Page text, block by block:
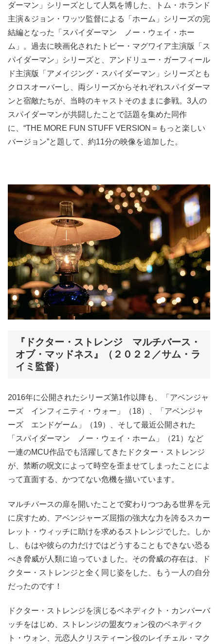
ダーマン」シリーズとして人気を博した、トム・ホランド
主演＆ジョン・ワッツ監督による「ホーム」シリーズの完
結編となった「スパイダーマン ノー・ウェイ・ホー
ム」。過去に映画化されたトビー・マグワイア主演版「ス
パイダーマン」シリーズと、アンドリュー・ガーフィール
ド主演版「アメイジング・スパイダーマン」シリーズとも
クロスオーバーし、両シリーズからそれぞれスパイダーマ
ンと宿敵たちが、当時のキャストそのままに参戦。3人の
スパイダーマンが共闘したことで話題を集めた同作
に、“THE MORE FUN STUFF VERSION＝もっと楽しい
バージョン”と題して、約11分の映像を追加した。
『ドクター・ストレンジ マルチバース・
オブ・マッドネス』（２０２２／サム・ラ
イミ監督）
2016年に公開されたシリーズ第1作以降も、「アベンジャ
ーズ インフィニティ・ウォー」（18）、「アベンジャ
ーズ エンドゲーム」（19）、そして最近公開された
「スパイダーマン ノー・ウェイ・ホーム」（21）など
一連のMCU作品でも活躍してきたドクター・ストレンジ
が、禁断の呪文によって時空を歪ませてしまったことによ
って直面する、かつてない危機を描いています。
マルチバースの扉を開いたことで変わりつつある世界を元
に戻すため、アベンジャーズ屈指の強大な力を誇るスカー
レット・ウィッチに助けを求めるストレンジでした。しか
し、もはや彼らの力だけではどうすることもできない恐る
べき脅威が人類に迫っていました。その脅威の存在は、ド
クター・ストレンジと全く同じ姿をした、もう一人の自分
だったのです！
ドクター・ストレンジを演じるベネディクト・カンバーバ
ッチをはじめ、ストレンジの盟友ウォン役のベネディク
ト・ウォン、元恋人クリスティーン役のレイチェル・マク